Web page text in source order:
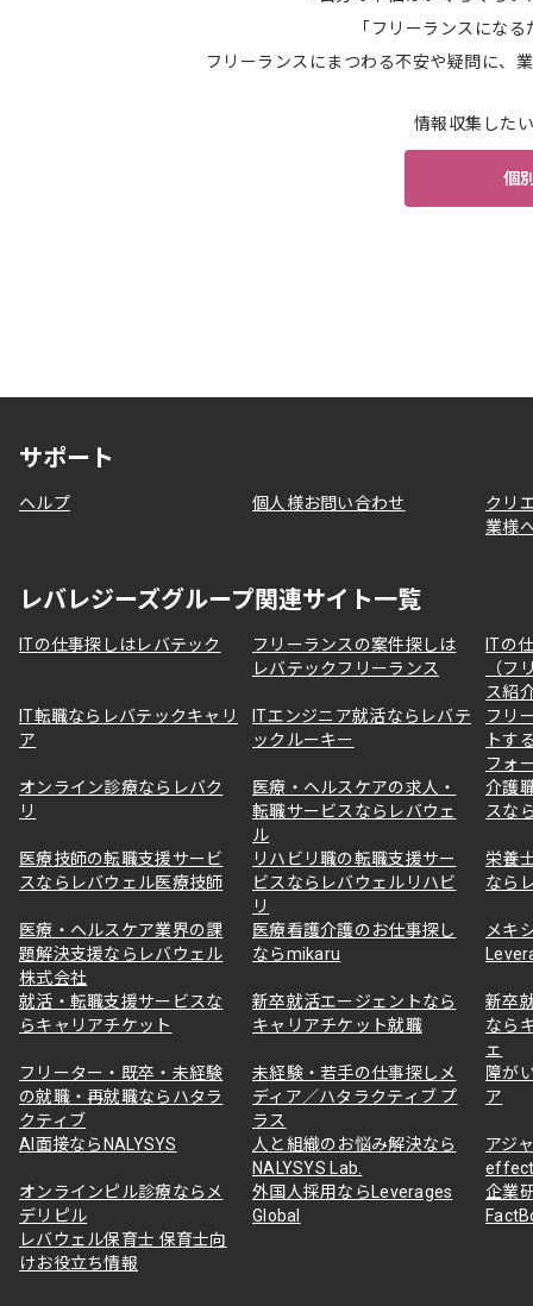
「フリーランスにな
フリーランスにまつわる不安や疑問に、
情報収集した
個
サポート
ヘルプ 個人様お問い合わせ
クリ
業様
レバレジーズグループ関連サイト一覧
ITの仕事探しはレバテック
フリーランスの案件探しは
レバテックフリーランス
ITの
（フ
ス紹
IT転職ならレバテックキャリ
ア
ITエンジニア就活ならレバテ
ックルーキー
フリ
トす
フォ
オンライン診療ならレバク
リ
医療・ヘルスケアの求人・
転職サービスならレバウェ
ル
介護
スな
医療技師の転職支援サービ
スならレバウェル医療技師
リハビリ職の転職支援サー
ビスならレバウェルリハビ
リ
栄養
なら
医療・ヘルスケア業界の課
題解決支援ならレバウェル
株式会社
医療看護介護のお仕事探し
ならmikaru
メキ
就活・転職支援サービスな
らキャリアチケット
新卒就活エージェントなら
キャリアチケット就職
新卒
なら
ェ
フリーター・既卒・未経験
の就職・再就職ならハタラ
クティブ
未経験・若手の仕事探しメ
ディア／ハタラクティブ プ
ラス
障が
ア
AI面接ならNALYSYS
人と組織のお悩み解決なら
NALYSYS Lab.
アジ
オンラインピル診療ならメ
デリピル
外国人採用ならLeverages
Global
企業
レバウェル保育士 保育士向
けお役立ち情報